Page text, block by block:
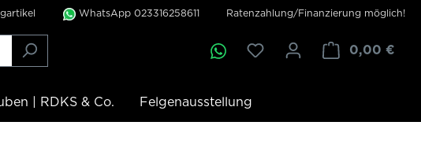
WhatsApp 023316258611 Ratenzahlung/Finanzierung möglich!
0,00 €
| RDKS & Co. Felgenausstellung